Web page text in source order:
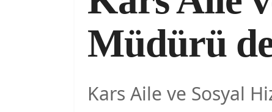
Müdürü
Kars Aile ve Sosyal